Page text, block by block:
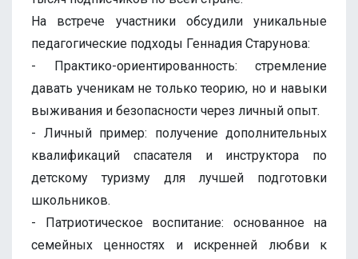
На встрече участники обсудили уникальные
педагогические подходы Геннадия Старунова:
- Практико-ориентированность: стремление
давать ученикам не только теорию, но и навыки
выживания и безопасности через личный опыт.
- Личный пример: получение дополнительных
квалификаций спасателя и инструктора по
детскому туризму для лучшей подготовки
школьников.
- Патриотическое воспитание: основанное на
семейных ценностях и искренней любви к